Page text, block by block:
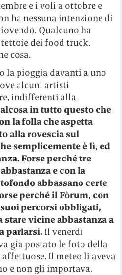
e i voli a ottobre e
ha nessuna intenzione di
Qualcuno ha
dei food truck,
cosa.
la pioggia davanti a uno
alcuni artisti
indifferenti alla
in tutto questo che
la folla che aspetta
alla rovescia sul
semplicemente è lì, ed
Forse perché tre
e con la
abbassano certe
perché il Fòrum, con
percorsi obbligati,
stare vicine abbastanza a
parlarsi. Il venerdì
già postato le foto della
Il meteo li aveva
e non gli importava.